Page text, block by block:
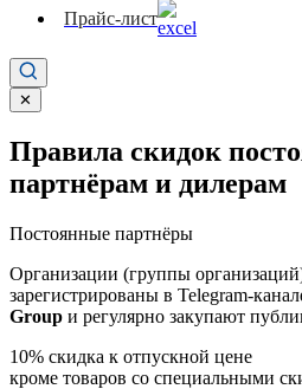
Прайс-лист
✕
Правила скидок
партнёрам и дилерам
Постоянные партнёры
Организации (группы
зарегистрированы в Telegram-
Group и регулярно закупают
10% скидка к отпускной цене
кроме товаров со специальными